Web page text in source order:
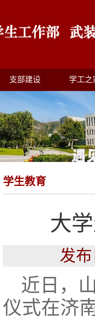
支部建设 学工之
学生教育
大
发
近日，
仪式在济